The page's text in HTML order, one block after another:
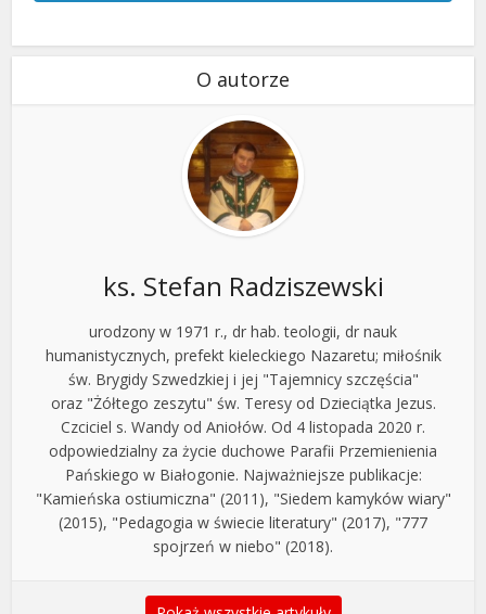
O autorze
ks. Stefan Radziszewski
urodzony w 1971 r., dr hab. teologii, dr nauk
humanistycznych, prefekt kieleckiego Nazaretu; miłośnik
św. Brygidy Szwedzkiej i jej "Tajemnicy szczęścia"
oraz "Żółtego zeszytu" św. Teresy od Dzieciątka Jezus.
Czciciel s. Wandy od Aniołów. Od 4 listopada 2020 r.
odpowiedzialny za życie duchowe Parafii Przemienienia
Pańskiego w Białogonie. Najważniejsze publikacje:
"Kamieńska ostiumiczna" (2011), "Siedem kamyków wiary"
(2015), "Pedagogia w świecie literatury" (2017), "777
spojrzeń w niebo" (2018).